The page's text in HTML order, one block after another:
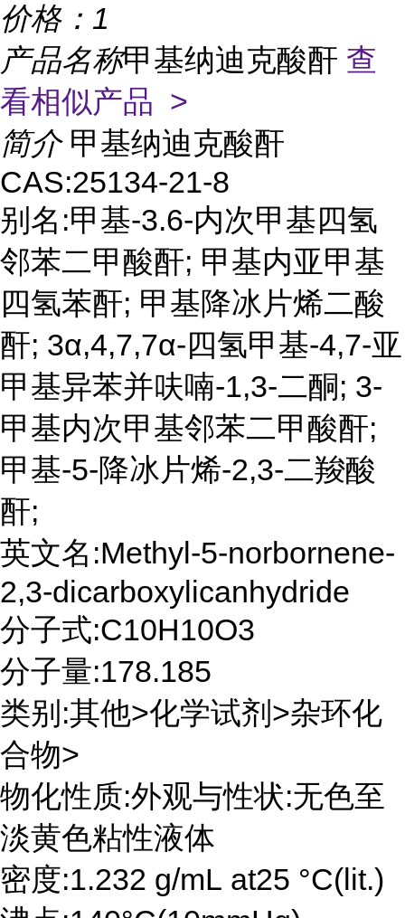
价格： 1
产品名称甲基纳迪克酸酐 查
看相似产品 >
简介 甲基纳迪克酸酐
CAS:25134-21-8
别名:甲基-3.6-内次甲基四氢
邻苯二甲酸酐; 甲基内亚甲基
四氢苯酐; 甲基降冰片烯二酸
酐; 3α,4,7,7α-四氢甲基-4,7-亚
甲基异苯并呋喃-1,3-二酮; 3-
甲基内次甲基邻苯二甲酸酐;
甲基-5-降冰片烯-2,3-二羧酸
酐;
英文名:Methyl-5-norbornene-
2,3-dicarboxylicanhydride
分子式:C10H10O3
分子量:178.185
类别:其他>化学试剂>杂环化
合物>
物化性质:外观与性状:无色至
淡黄色粘性液体
密度:1.232 g/mL at25 °C(lit.)